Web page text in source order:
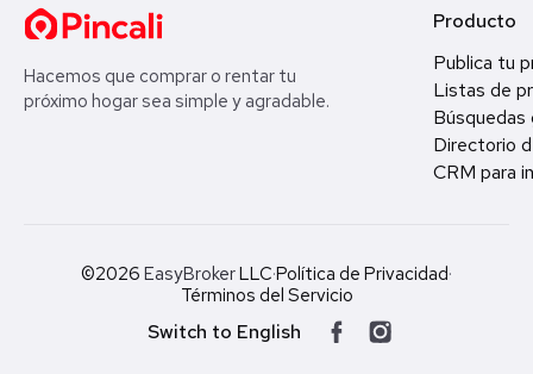
Hacemos que comprar o rentar tu
próximo hogar sea simple y agradable.
Producto
Publica tu
Listas de
Búsquedas
Directorio
CRM para
©2026 EasyBrokerLLC·Política de Privacidad·
Términos del Servicio
Switch to English